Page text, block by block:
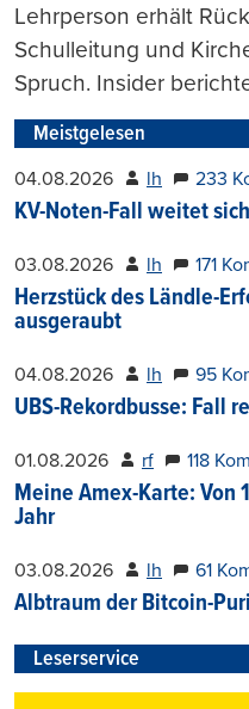
Lehrperson erhält
Schulleitung und
Spruch. Insider
Meistgelesen
04.08.2026 lh 233
KV-Noten-Fall weitet
03.08.2026 lh 171
Herzstück des Ländle-
ausgeraubt
04.08.2026 lh 95
UBS-Rekordbusse: Fall
01.08.2026 rf 118
Meine Amex-Karte: Von
Jahr
03.08.2026 lh 61
Albtraum der Bitcoin-
Leserservice